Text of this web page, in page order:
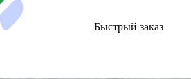
Быстрый заказ